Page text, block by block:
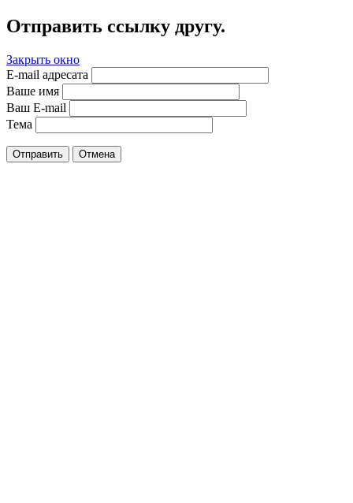
Отправить ссылку другу.
Закрыть окно
E-mail адресата
Ваше имя
Ваш E-mail
Тема
Отправить Отмена